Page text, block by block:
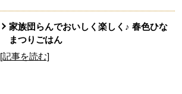
家族団らんでおいしく楽しく♪ 春色ひな
まつりごはん
[記事を読む]